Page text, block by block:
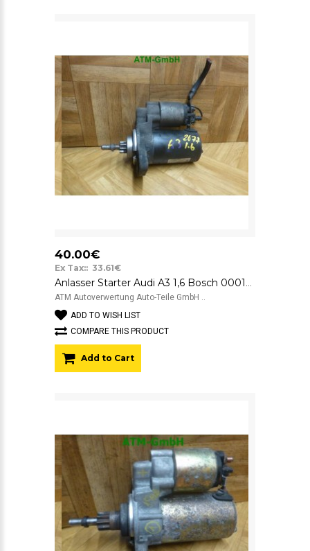
40.00€
Ex Tax:: 33.61€
Anlasser Starter Audi A3 1,6 Bosch 0001107020 0986016290
ATM Autoverwertung Auto-Teile GmbH ..
ADD TO WISH LIST
COMPARE THIS PRODUCT
Add to Cart